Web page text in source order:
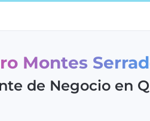
Montes
de Negocio en